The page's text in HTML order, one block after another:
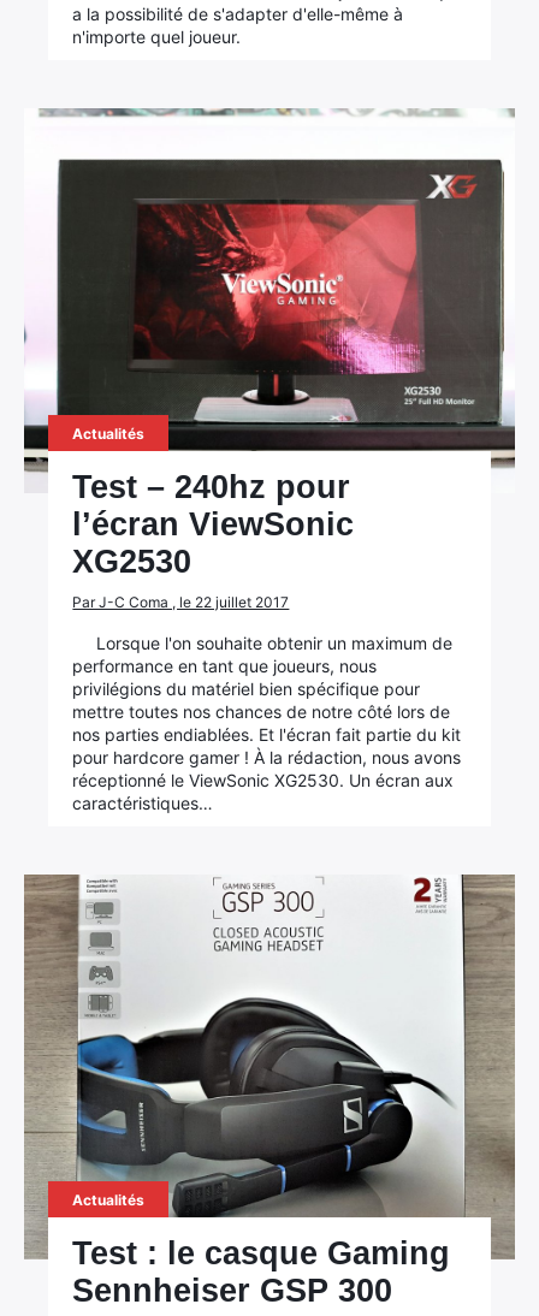
a la possibilité de s'adapter d'elle-même à
n'importe quel joueur.
Actualités
Test – 240hz pour
l’écran ViewSonic
XG2530
Par J-C Coma , le 22 juillet 2017
Lorsque l'on souhaite obtenir un maximum de
performance en tant que joueurs, nous
privilégions du matériel bien spécifique pour
mettre toutes nos chances de notre côté lors de
nos parties endiablées. Et l'écran fait partie du kit
pour hardcore gamer ! À la rédaction, nous avons
réceptionné le ViewSonic XG2530. Un écran aux
caractéristiques…
Actualités
Test : le casque Gaming
Sennheiser GSP 300